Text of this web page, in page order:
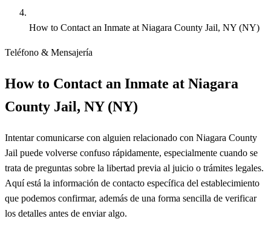
How to Contact an Inmate at Niagara County Jail, NY (NY)
Teléfono & Mensajería
How to Contact an Inmate at Niagara
County Jail, NY (NY)
Intentar comunicarse con alguien relacionado con Niagara County
Jail puede volverse confuso rápidamente, especialmente cuando se
trata de preguntas sobre la libertad previa al juicio o trámites legales.
Aquí está la información de contacto específica del establecimiento
que podemos confirmar, además de una forma sencilla de verificar
los detalles antes de enviar algo.